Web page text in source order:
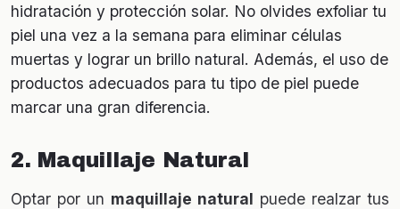
hidratación y protección solar. No olvides exfoliar tu
piel una vez a la semana para eliminar células
muertas y lograr un brillo natural. Además, el uso de
productos adecuados para tu tipo de piel puede
marcar una gran diferencia.
2. Maquillaje Natural
Optar por un maquillaje natural puede realzar tus